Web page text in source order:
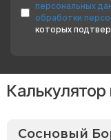
персональных
обработки
которых